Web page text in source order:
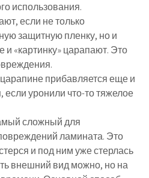
использования.
если не только
защитную пленку, но и
«картинку» царапают. Это
прибавляется еще и
уронили что-то тяжелое
сложный для
ламината. Это
и под ним уже стерлась
внешний вид можно, но на